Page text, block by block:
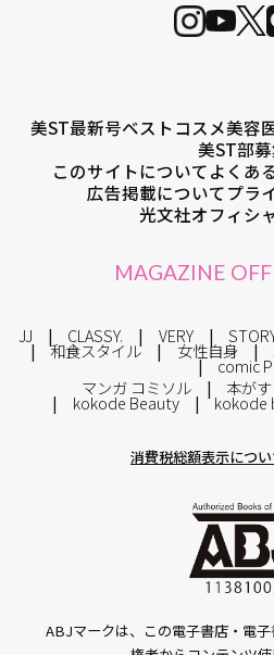
美ST最新号ベストコスメ美容
美ST部
このサイトについてよくあ
広告掲載についてプラ
光文社オフィシ
MAGAZINE
JJ CLASSY. VERY
和食スタイル 女性自身
comic
マンガ コミソル
本がす
kokode Beauty kokode
消費税総額表示につ
ABJマークは、この電子書店・電